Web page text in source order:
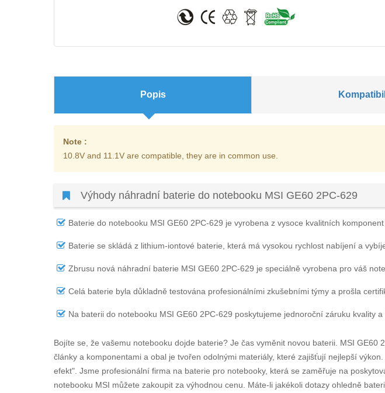
Popis
Note :
10.8V and 11.1V are compatible, they are in common use.
Výhody náhradní baterie do notebooku MSI GE60 2PC-629
Baterie do notebooku MSI GE60 2PC-629 je vyrobena z vysoce kvalitních
Baterie se skládá z lithium-iontové baterie, která má vysokou rychlost nabíjení a
Zbrusu nová náhradní baterie MSI GE60 2PC-629 je speciálně vyrobena pro váš
Celá baterie byla důkladně testována profesionálními zkušebními týmy a prošla
Na baterii do notebooku MSI GE60 2PC-629 poskytujeme jednoroční záruku kvality
Bojíte se, že vašemu notebooku dojde baterie? Je čas vyměnit novou baterii. MSI GE60
články a komponentami a obal je tvořen odolnými materiály, které zajišťují nejlepší
efekt". Jsme profesionální firma na baterie pro notebooky, která se zaměřuje na
notebooku MSI můžete zakoupit za výhodnou cenu. Máte-li jakékoli dotazy ohledně